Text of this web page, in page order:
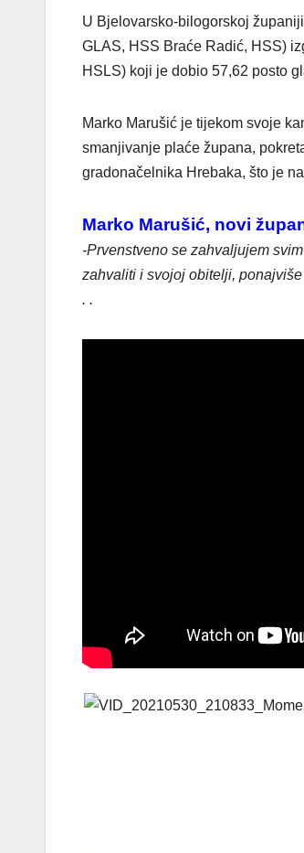
U Bjelovarsko-bilogorskoj
GLAS, HSS Braće Radić, HSS)
HSLS) koji je dobio 57,62 posto
Marko Marušić je tijekom svoje
smanjivanje plaće župana,
gradonačelnika Hrebaka, što je
Marko Marušić, novi
-Prvenstveno se zahvaljujem
zahvaliti i svojoj obitelji,
. .